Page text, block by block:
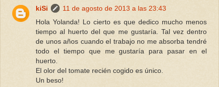
kiSi
11 de agosto de 2013 a las 23:43
Hola Yolanda! Lo cierto es que dedico mucho menos
tiempo al huerto del que me gustaría. Tal vez dentro
de unos años cuando el trabajo no me absorba tendré
todo el tiempo que me gustaría para pasar en el
huerto.
El olor del tomate recién cogido es único.
Un beso!